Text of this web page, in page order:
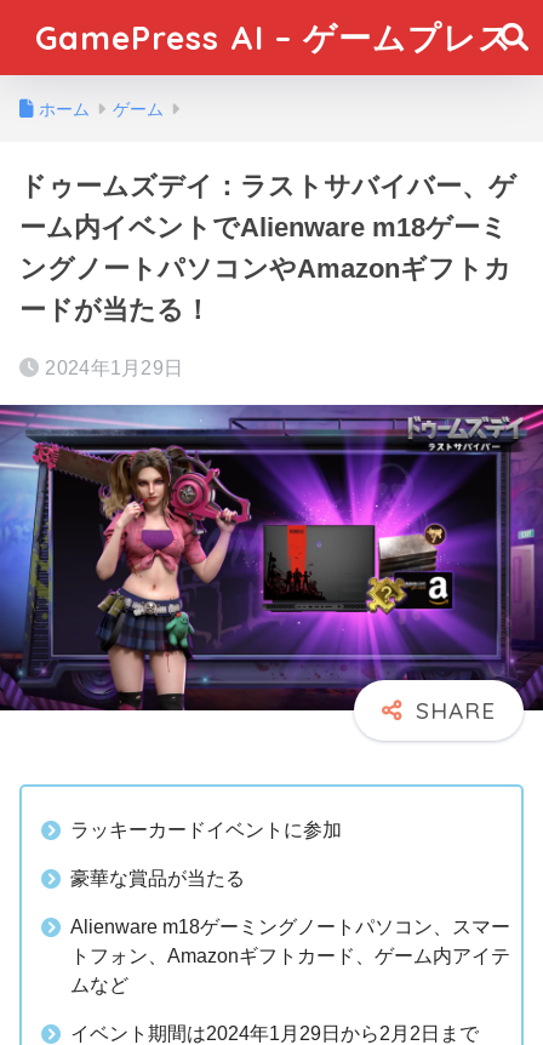
GamePress AI – ゲームプレス
ホーム ゲーム
ドゥームズデイ：ラストサバイバー、ゲ
ーム内イベントでAlienware m18ゲーミ
ングノートパソコンやAmazonギフトカ
ードが当たる！
2024年1月29日
ラッキーカードイベントに参加
豪華な賞品が当たる
Alienware m18ゲーミングノートパソコン、スマー
トフォン、Amazonギフトカード、ゲーム内アイテ
ムなど
イベント期間は2024年1月29日から2月2日まで